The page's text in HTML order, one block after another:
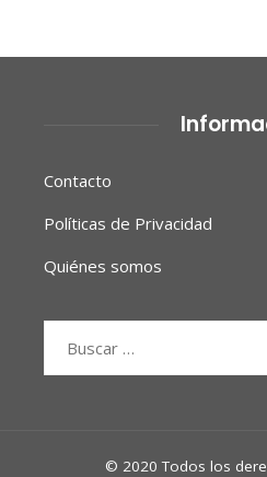
Contacto
Políticas de Privacidad
Quiénes somos
© 2020 Todos los